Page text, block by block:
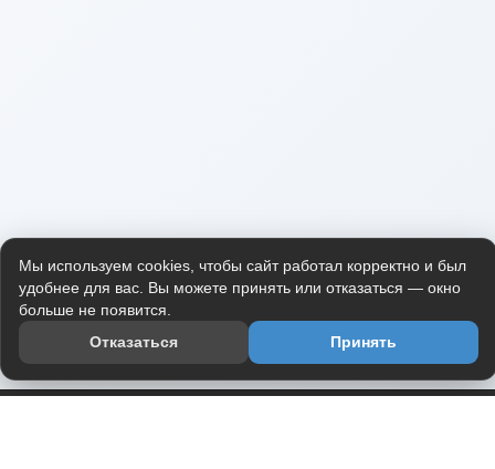
Мы используем cookies, чтобы сайт работал корректно и был
удобнее для вас. Вы можете принять или отказаться — окно
больше не появится.
Отказаться
Принять